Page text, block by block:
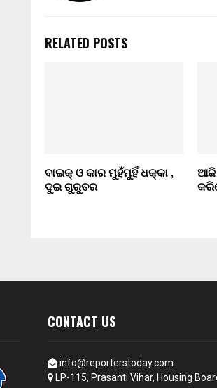
RELATED POSTS
ବାଇକ୍ ଓ କାର ମୁହଁମୁହିଁ ଧକ୍କା ,
ଦୁଇ ଗୁରୁତର
ଆଜି
CONTACT US
info@reporterstoday.com
LP-115, Prasanti Vihar, Housing